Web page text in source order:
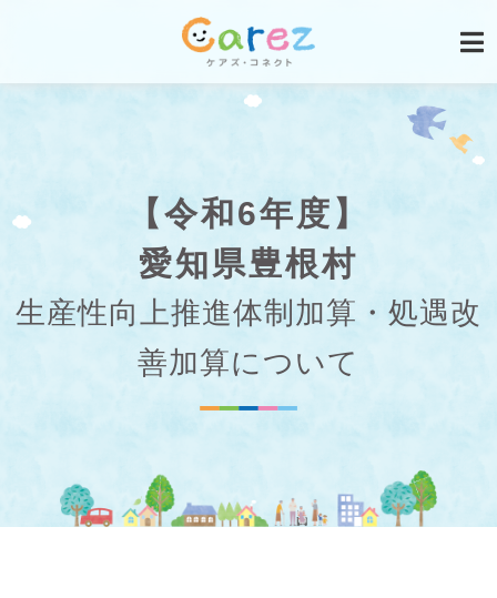
【令和6年度】
愛知県豊根村
生産性向上推進体制加算・処遇改
善加算について